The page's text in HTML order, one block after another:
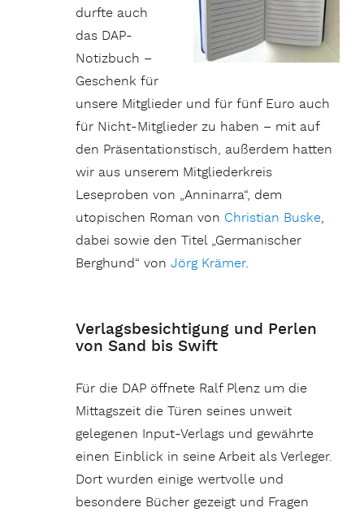
durfte auch
das DAP-
Notizbuch –
Geschenk für
unsere Mitglieder und für fünf Euro auch
für Nicht-Mitglieder zu haben – mit auf
den Präsentationstisch, außerdem hatten
wir aus unserem Mitgliederkreis
Leseproben von „Anninarra“, dem
utopischen Roman von Christian Buske,
dabei sowie den Titel „Germanischer
Berghund“ vonJörg Krämer.
Verlagsbesichtigung und Perlen
von Sand bis Swift
Für die DAP öffnete Ralf Plenz um die
Mittagszeit die Türen seines unweit
gelegenen Input-Verlags und gewährte
einen Einblick in seine Arbeit als Verleger.
Dort wurden einige wertvolle und
besondere Bücher gezeigt und Fragen